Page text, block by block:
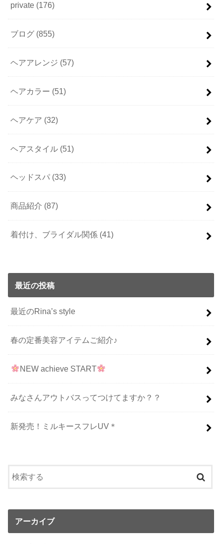
private (176)
ブログ (855)
ヘアアレンジ (57)
ヘアカラー (51)
ヘアケア (32)
ヘアスタイル (51)
ヘッドスパ (33)
商品紹介 (87)
着付け、ブライダル関係 (41)
最近の投稿
最近のRina’s style
春の定番美容アイテムご紹介♪
NEW achieve START
みなさんアウトバスってつけてますか？？
新発売！ミルキースフレUV＊
アーカイブ